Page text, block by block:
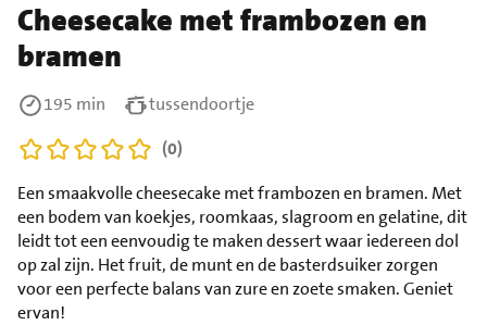
Cheesecake met frambozen en
bramen
Een smaakvolle cheesecake met frambozen en bramen. Met
een bodem van koekjes, roomkaas, slagroom en gelatine, dit
leidt tot een eenvoudig te maken dessert waar iedereen dol
op zal zijn. Het fruit, de munt en de basterdsuiker zorgen
voor een perfecte balans van zure en zoete smaken. Geniet
ervan!
195 min
tussendoortje
(0)